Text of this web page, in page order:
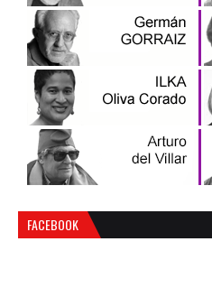
FACEBOOK